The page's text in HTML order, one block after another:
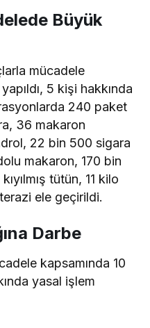
Büyük
mücadele
yapıldı, 5 kişi hakkında
240 paket
36 makaron
22 bin 500 sigara
makaron, 170 bin
tütün, 11 kilo
ele geçirildi.
Darbe
kapsamında 10
yasal işlem